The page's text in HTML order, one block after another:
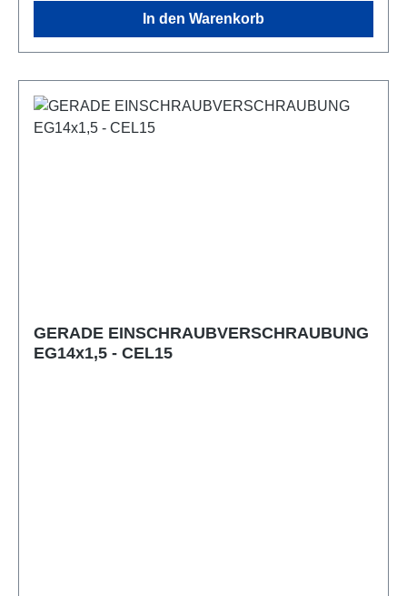
In den Warenkorb
GERADE EINSCHRAUBVERSCHRAUBUNG
EG14x1,5 - CEL15